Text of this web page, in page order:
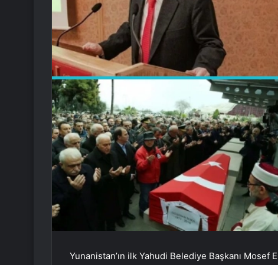
Yunanistan’ın ilk Yahudi Belediye Başkanı Mosef